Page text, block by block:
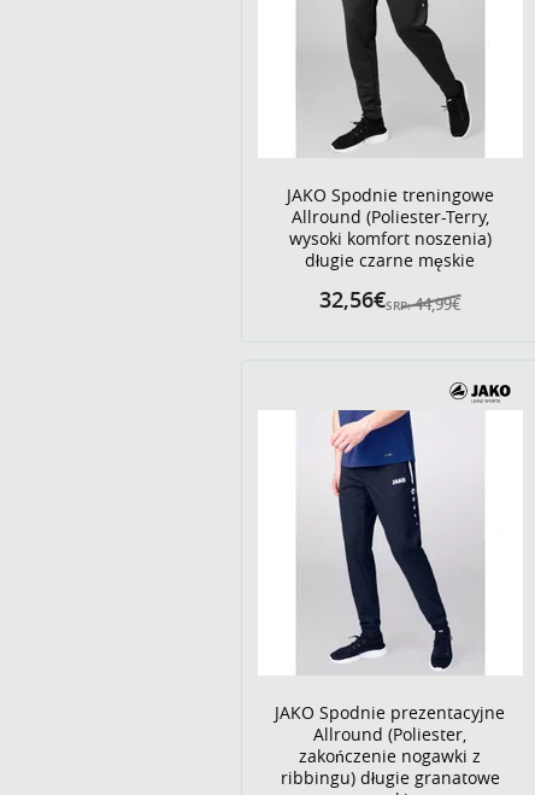
JAKO Spodnie treningowe
Allround (Poliester-Terry,
wysoki komfort noszenia)
długie czarne męskie
SRP: 44,99€
32,56€
JAKO Spodnie prezentacyjne
Allround (Poliester,
zakończenie nogawki z
ribbingu) długie granatowe